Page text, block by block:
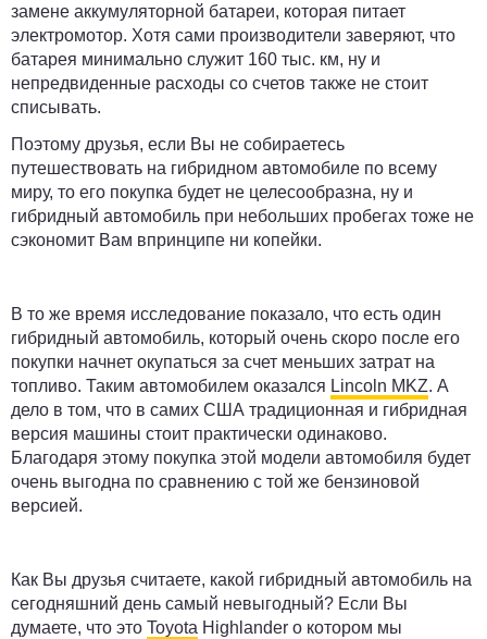
замене аккумуляторной батареи, которая питает
электромотор. Хотя сами производители заверяют, что
батарея минимально служит 160 тыс. км, ну и
непредвиденные расходы со счетов также не стоит
списывать.
Поэтому друзья, если Вы не собираетесь
путешествовать на гибридном автомобиле по всему
миру, то его покупка будет не целесообразна, ну и
гибридный автомобиль при небольших пробегах тоже не
сэкономит Вам впринципе ни копейки.
В то же время исследование показало, что есть один
гибридный автомобиль, который очень скоро после его
покупки начнет окупаться за счет меньших затрат на
топливо. Таким автомобилем оказался Lincoln MKZ. А
дело в том, что в самих США традиционная и гибридная
версия машины стоит практически одинаково.
Благодаря этому покупка этой модели автомобиля будет
очень выгодна по сравнению с той же бензиновой
версией.
Как Вы друзья считаете, какой гибридный автомобиль на
сегодняшний день самый невыгодный? Если Вы
думаете, что это Toyota Highlander о котором мы